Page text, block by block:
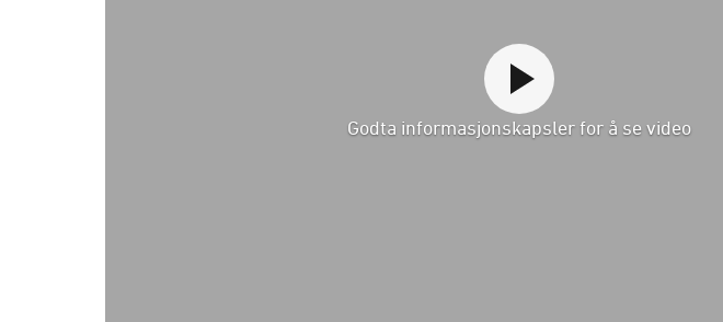
Godta informasjonskapsler for å se video